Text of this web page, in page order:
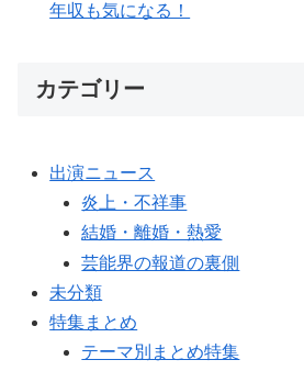
年収も気になる！
カテゴリー
出演ニュース
炎上・不祥事
結婚・離婚・熱愛
芸能界の報道の裏側
未分類
特集まとめ
テーマ別まとめ特集